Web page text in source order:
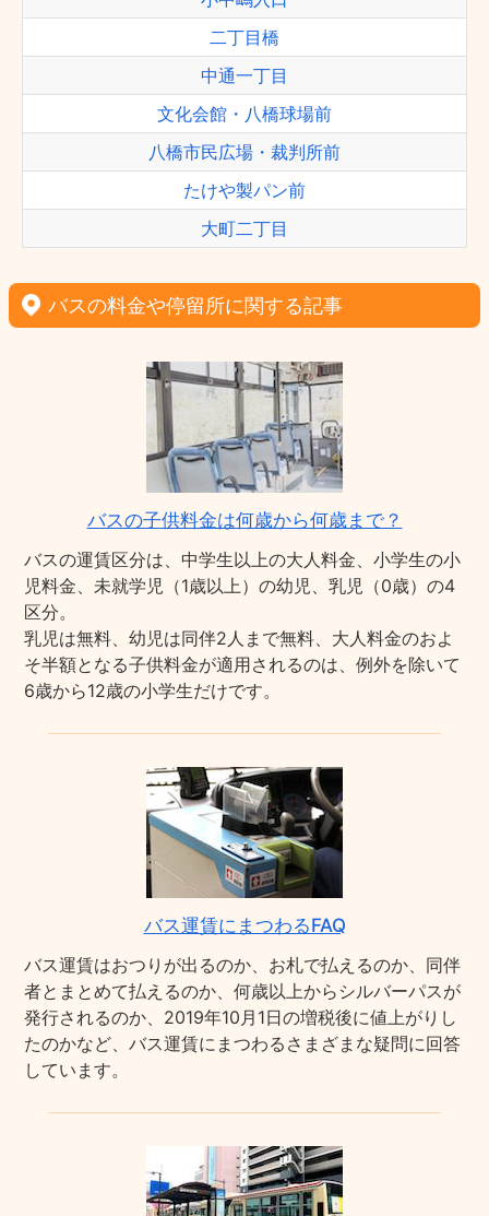
二丁目橋
中通一丁目
文化会館・八橋球場前
八橋市民広場・裁判所前
たけや製パン前
大町二丁目
バスの料金や停留所に関する記事
バスの子供料金は何歳から何歳まで？
バスの運賃区分は、中学生以上の大人料金、小学生の小
児料金、未就学児（1歳以上）の幼児、乳児（0歳）の4
区分。
乳児は無料、幼児は同伴2人まで無料、大人料金のおよ
そ半額となる子供料金が適用されるのは、例外を除いて
6歳から12歳の小学生だけです。
バス運賃にまつわるFAQ
バス運賃はおつりが出るのか、お札で払えるのか、同伴
者とまとめて払えるのか、何歳以上からシルバーパスが
発行されるのか、2019年10月1日の増税後に値上がりし
たのかなど、バス運賃にまつわるさまざまな疑問に回答
しています。